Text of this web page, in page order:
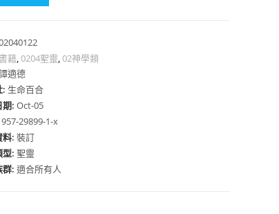
書籍,0204聖靈,02神學類
適德
: 生命百合
期:Oct-05
957-29899-1-x
料:裝訂
型:聖靈
群:適合所有人